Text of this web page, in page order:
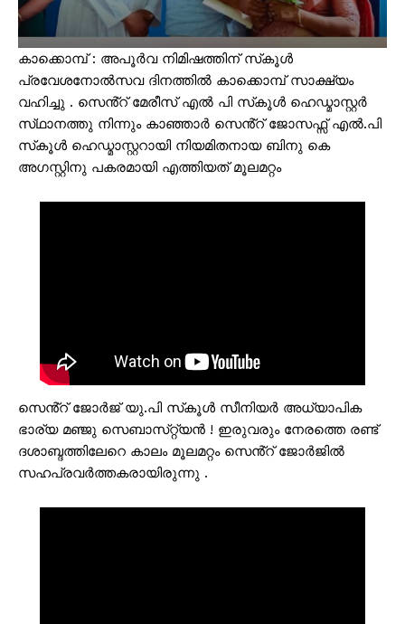
കാക്കൊമ്പ് : അപൂർവ നിമിഷത്തിന് സ്‌കൂൾ
പ്രവേശനോൽസവ ദിനത്തിൽ കാക്കൊമ്പ് സാക്ഷ്യം
വഹിച്ചു . സെൻ്റ് മേരീസ് എൽ പി സ്‌കൂൾ ഹെഡ്മാസ്റ്റർ
സ്‌ഥാനത്തു നിന്നും കാഞ്ഞാർ സെൻ്റ് ജോസഫ്സ് എൽ.പി
സ്‌കൂൾ ഹെഡ്മാസ്റ്ററായി നിയമിതനായ ബിനു കെ
അഗസ്റ്റിനു പകരമായി എത്തിയത് മൂലമറ്റം
സെൻ്റ് ജോർജ് യു.പി സ്‌കൂൾ സീനിയർ അധ്യാപിക
ഭാര്യ മഞ്ജു സെബാസ്‌റ്റ്യൻ ! ഇരുവരും നേരത്തെ രണ്ട്
ദശാബ്ദത്തിലേറെ കാലം മൂലമറ്റം സെൻ്റ് ജോർജിൽ
സഹപ്രവർത്തകരായിരുന്നു .